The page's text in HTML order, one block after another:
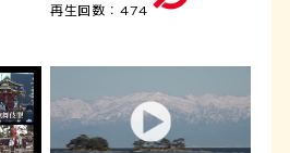
再生回数：474